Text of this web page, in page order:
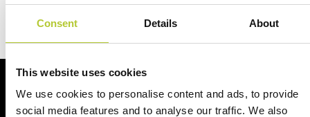
Consent Details About
This website uses cookies
We use cookies to personalise content and ads, to provide
social media features and to analyse our traffic. We also
Richiedi un preventivo